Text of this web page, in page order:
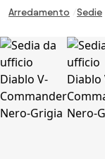
Arredamento Sedie